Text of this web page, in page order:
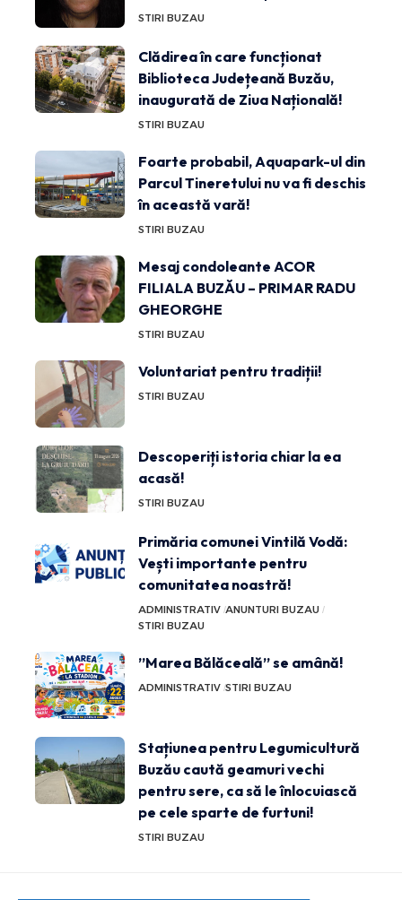
STIRI BUZAU
Clădirea în care funcționat
Biblioteca Județeană Buzău,
inaugurată de Ziua Națională!
STIRI BUZAU
Foarte probabil, Aquapark-ul din
Parcul Tineretului nu va fi deschis
în această vară!
STIRI BUZAU
Mesaj condoleante ACOR
FILIALA BUZĂU – PRIMAR RADU
GHEORGHE
STIRI BUZAU
Voluntariat pentru tradiții!
STIRI BUZAU
Descoperiți istoria chiar la ea
acasă!
STIRI BUZAU
Primăria comunei Vintilă Vodă:
Vești importante pentru
comunitatea noastră!
ADMINISTRATIV ANUNTURI BUZAU
STIRI BUZAU
”Marea Bălăceală” se amână!
ADMINISTRATIV STIRI BUZAU
Stațiunea pentru Legumicultură
Buzău caută geamuri vechi
pentru sere, ca să le înlocuiască
pe cele sparte de furtuni!
STIRI BUZAU